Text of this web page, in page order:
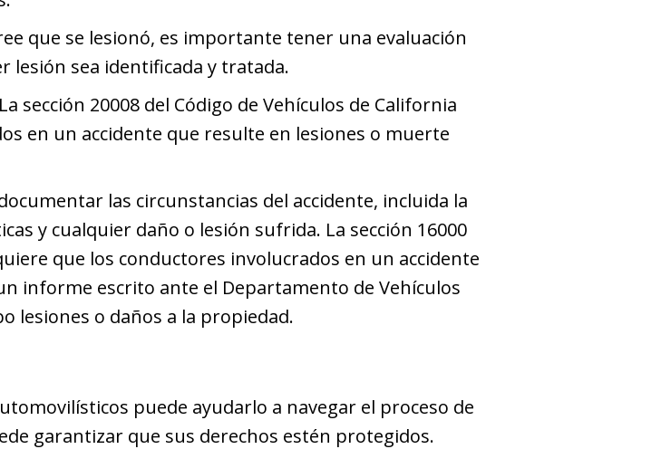
que se lesionó, es importante tener una evaluación
lesión sea identificada y tratada.
sección 20008 del Código de Vehículos de California
en un accidente que resulte en lesiones o muerte
las circunstancias del accidente, incluida la
y cualquier daño o lesión sufrida. La sección 16000
que los conductores involucrados en un accidente
informe escrito ante el Departamento de Vehículos
lesiones o daños a la propiedad.
puede ayudarlo a navegar el proceso de
garantizar que sus derechos estén protegidos.